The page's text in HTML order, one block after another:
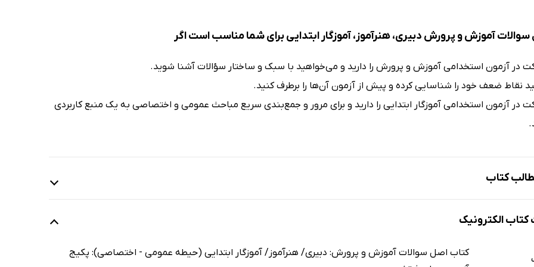
آموزش و پرورش دبیری، هنرآموز، آموزگار ابتدایی برای شما مناسب است اگر
در آزمون استخدامی آموزش و پرورش را دارید و می‌خواهید با سبک و ساختار سؤالات آشنا شوید.
نقاط ضعف خود را شناسایی کرده و پیش از آزمون آن‌ها را برطرف کنید.
در آزمون استخدامی آموزگار ابتدایی را دارید و برای مرور و جمع‌بندی سریع مباحث عمومی و اختصاصی به یک منبع کاربردی
کتاب
دبیری و هنرآموز حیطه اختصاصی سال 1402
سؤالات عمومی و اختصاصی آزمون استخدامی دبیرى و هنرآموز 1402
الکترونیک
کتاب اصل سوالات آموزش و پرورش: دبیری/ هنرآموز/ آموزگار ابتدایی (حیطه عمومی - اختصاصی): پکیج